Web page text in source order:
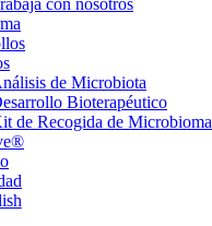
con nosotros
de Microbiota
Bioterapéutico
de Recogida de Microbioma